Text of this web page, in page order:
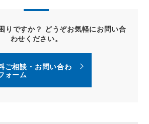
りですか？ どうぞお気軽にお問い合
わせください。
ご相談・お問い合わ
ォーム